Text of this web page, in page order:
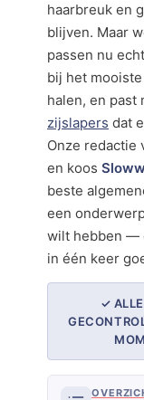
haarbreuk en
blijven. Maar
passen nu
bij het mooiste
halen, en past
zijslapers dat
Onze redactie
en koos
beste
een
wilt hebben —
in één keer
✓